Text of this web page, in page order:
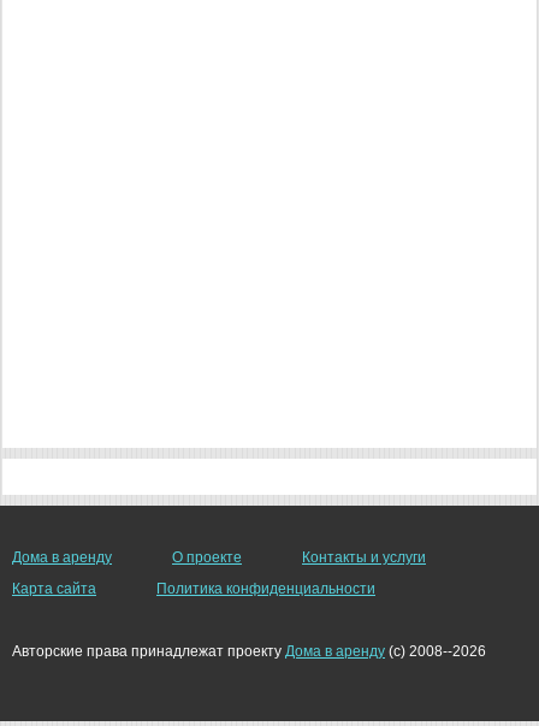
Дома в аренду О проекте
Контакты и услуги
Карта сайта
Политика конфиденциальности
Авторские права принадлежат проекту Дома в аренду (c) 2008--2026